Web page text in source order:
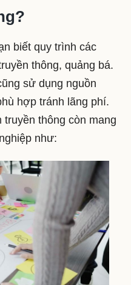
biết quy trình các
thông, quảng bá.
sử dụng nguồn
hợp tránh lãng phí.
thông còn mang
như: